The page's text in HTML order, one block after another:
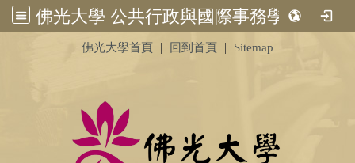
佛光大學 公共行政與國際事務學系 (原 公共事務學系)&nbsp;<br /> &nbsp;
佛光大學首頁 | 回到首頁 | Sitemap